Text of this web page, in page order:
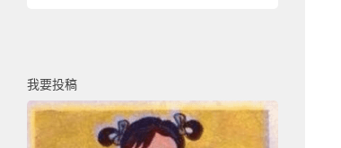
我要投稿